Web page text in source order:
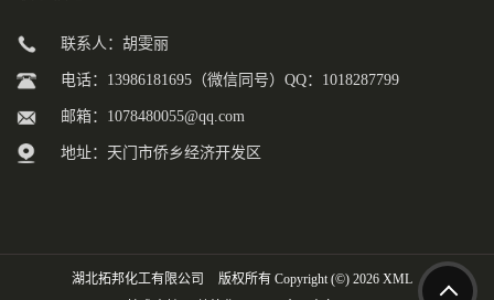
联系人：胡雯丽
电话：13986181695（微信同号）QQ：1018287799
邮箱： 1078480055@qq.com
地址：天门市侨乡经济开发区
湖北拓邦化工有限公司 版权所有 Copyright (©) 2026 XML